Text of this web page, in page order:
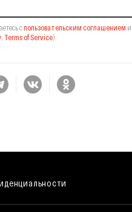
спользовательским соглашением и
, Terms of Service).